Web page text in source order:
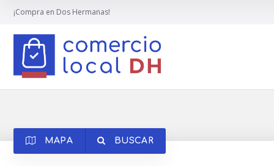
¡Compra en Dos Hermanas!
MAPA BUSCAR